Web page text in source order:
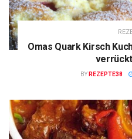
Omas Quark Kirsch
BY REZEPTE38